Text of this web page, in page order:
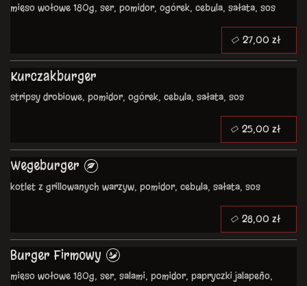
mięso wołowe 180g, ser, pomidor, ogórek, cebula, sałata, sos
Kurczakburger
stripsy drobiowe, pomidor, ogórek, cebula, sałata, sos
Wegeburger
kotlet z grillowanych warzyw, pomidor, cebula, sałata, sos
Burger Firmowy
mięso wołowe 180g, ser, salami, pomidor, papryczki jalapeño,